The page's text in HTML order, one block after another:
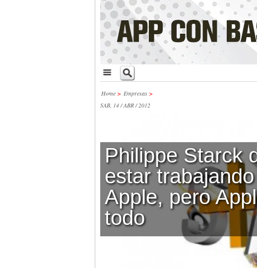
Home> Empresas>
SAB, 14 / ABR / 2012
Philippe Starck
estar
Apple, pero
todo